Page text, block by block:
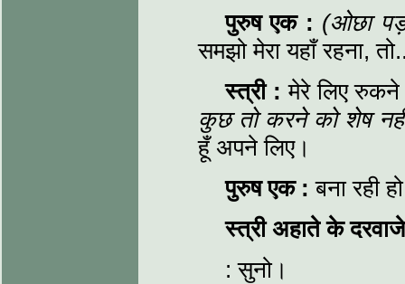
पुरुष एक : (ओछा
समझो मेरा यहाँ रहना,
स्त्री : मेरे लिए
कुछ तो करने को शेष
हूँ अपने लिए।
पुरुष एक : बना रही
स्त्री अहाते के
: सुनो।